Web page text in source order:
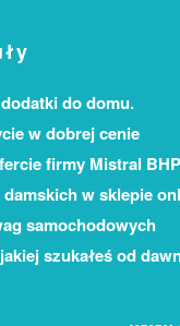
do domu.
w dobrej cenie
firmy Mistral BHP
w sklepie
samochodowych
szukałeś od